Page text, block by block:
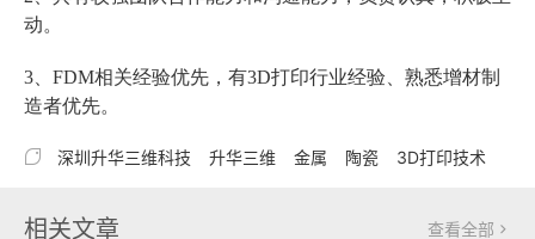
动。
3、FDM相关经验优先，有3D打印行业经验、熟悉增材制
造者优先。
 深圳升华三维科技 升华三维 金属 陶瓷 3D打印技术
相关文章 查看全部 